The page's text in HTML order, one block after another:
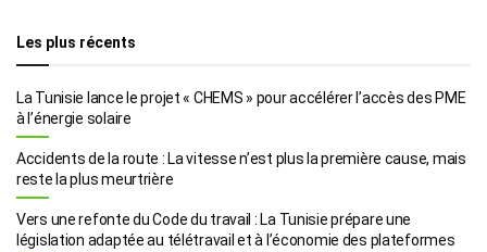
Les plus récents
La Tunisie lance le projet « CHEMS » pour accélérer l’accès des PME
à l’énergie solaire
Accidents de la route : La vitesse n’est plus la première cause, mais
reste la plus meurtrière
Vers une refonte du Code du travail : La Tunisie prépare une
législation adaptée au télétravail et à l’économie des plateformes